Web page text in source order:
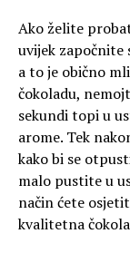
Ako želite
uvijek započnite
a to je obično
čokoladu,
sekundi topi u
arome. Tek
kako bi se
malo pustite u
način ćete
kvalitetna